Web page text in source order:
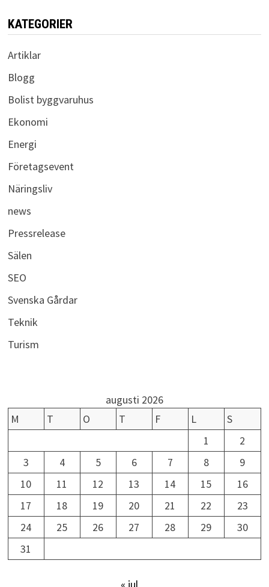
KATEGORIER
Artiklar
Blogg
Bolist byggvaruhus
Ekonomi
Energi
Företagsevent
Näringsliv
news
Pressrelease
Sälen
SEO
Svenska Gårdar
Teknik
Turism
augusti 2026
M
T O T F L
S
1
2
3
4 5 6 7 8
9
10
11 12 13 14 15
16
17
18 19 20 21 22
23
24
25 26 27 28 29
30
31